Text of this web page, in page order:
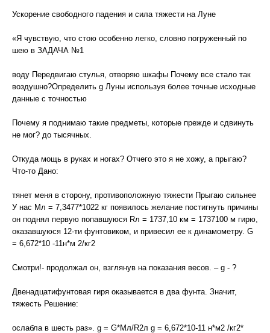
Ускорение свободного падения и сила тяжести на Луне
«Я чувствую, что стою особенно легко, словно погруженный по
шею в ЗАДАЧА №1
воду Передвигаю стулья, отворяю шкафы Почему все стало так
воздушно?Определить g Луны используя более точные исходные
данные с точностью
Почему я поднимаю такие предметы, которые прежде и сдвинуть
не мог? до тысячных.
Откуда мощь в руках и ногах? Отчего это я не хожу, а прыгаю?
Что-то Дано:
тянет меня в сторону, противоположную тяжести Прыгаю сильнее
У нас Мл = 7,3477*1022 кг появилось желание постигнуть причины
он поднял первую попавшуюся Rл = 1737,10 км = 1737100 м гирю,
оказавшуюся 12-ти фунтовиком, и привесил ее к динамометру. G
= 6,672*10 -11н*м 2/кг2
Смотри!- продолжал он, взглянув на показания весов. – g - ?
Двенадцатифунтовая гиря оказывается в два фунта. Значит,
тяжесть Решение:
ослабла в шесть раз». g = G*Mл/R2л g = 6,672*10-11 н*м2 /кг2*